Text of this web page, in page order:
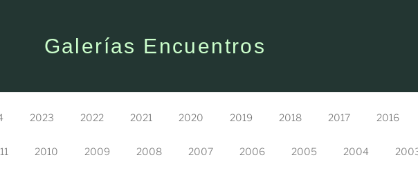
Galerías Encuentros
2023 2022 2021 2020 2019 2018 2017 2016
2010 2009 2008 2007 2006 2005 2004